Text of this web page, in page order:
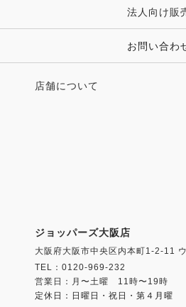
その他 ファッション雑貨法人向け販
お問い合わ
店舗について
ジョッパーズ大阪店
大阪府大阪市中央区内本町1-2-11
TEL：0120-969-232
営業日：月〜土曜 11時〜19時
定休日：日曜日・祝日・第４月曜